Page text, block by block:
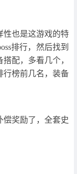
性也是这游戏的特
排行，然后找到
配，多看几个，
行榜前几名，装备
偿奖励了，全套史